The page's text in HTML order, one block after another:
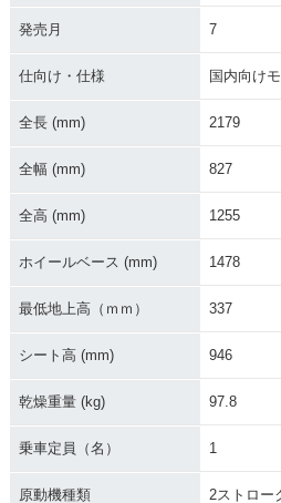
発売月 7
仕向け・仕様 国内向け
全長 (mm) 2179
全幅 (mm) 827
全高 (mm) 1255
ホイールベース (mm) 1478
最低地上高（ｍｍ） 337
シート高 (mm) 946
乾燥重量 (kg) 97.8
乗車定員（名） 1
原動機種類 2ストロー